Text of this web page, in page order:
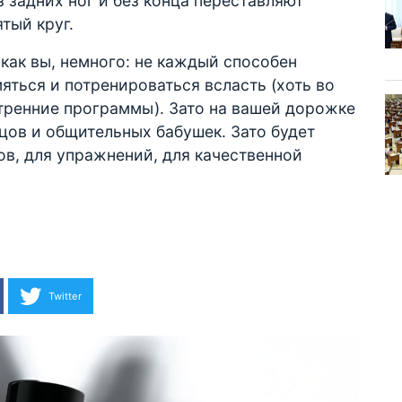
круг.
вы, немного: не каждый способен
и потренироваться всласть (хоть во
программы). Зато на вашей дорожке
и общительных бабушек. Зато будет
для упражнений, для качественной
Twitter